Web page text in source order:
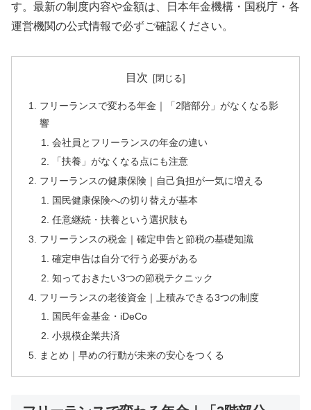
す。最新の制度内容や金額は、日本年金機構・国税庁・各
運営機関の公式情報で必ずご確認ください。
目次
フリーランスで変わる年金｜「2階部分」がなくなる影
響
会社員とフリーランスの年金の違い
「扶養」がなくなる点にも注意
フリーランスの健康保険｜自己負担が一気に増える
国民健康保険への切り替えが基本
任意継続・扶養という選択肢も
フリーランスの税金｜確定申告と節税の基礎知識
確定申告は自分で行う必要がある
知っておきたい3つの節税テクニック
フリーランスの老後資金｜上積みできる3つの制度
国民年金基金・iDeCo
小規模企業共済
まとめ｜早めの行動が未来の安心をつくる